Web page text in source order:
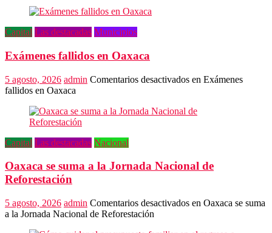
Capital Las destacadas Municipios
Exámenes fallidos en Oaxaca
5 agosto, 2026 admin Comentarios desactivados en Exámenes
fallidos en Oaxaca
Capital Las destacadas Nacional
Oaxaca se suma a la Jornada Nacional de
Reforestación
5 agosto, 2026 admin Comentarios desactivados en Oaxaca se suma
a la Jornada Nacional de Reforestación